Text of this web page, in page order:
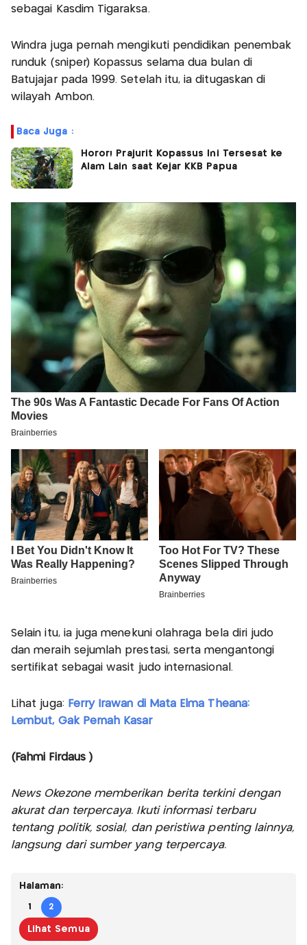
sebagai Kasdim Tigaraksa.
Windra juga pernah mengikuti pendidikan penembak
runduk (sniper) Kopassus selama dua bulan di
Batujajar pada 1999. Setelah itu, ia ditugaskan di
wilayah Ambon.
Baca Juga :
Horor! Prajurit Kopassus Ini Tersesat ke
Alam Lain saat Kejar KKB Papua
Selain itu, ia juga menekuni olahraga bela diri judo
dan meraih sejumlah prestasi, serta mengantongi
sertifikat sebagai wasit judo internasional.
Lihat juga: Ferry Irawan di Mata Elma Theana:
Lembut, Gak Pernah Kasar
(Fahmi Firdaus )
News Okezone memberikan berita terkini dengan
akurat dan terpercaya. Ikuti informasi terbaru
tentang politik, sosial, dan peristiwa penting lainnya,
langsung dari sumber yang terpercaya.
Halaman:
1 2
Lihat Semua